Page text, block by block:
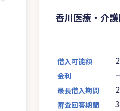
香川医療・介
借入可能額
金利
最長借入期間
審査回答期間